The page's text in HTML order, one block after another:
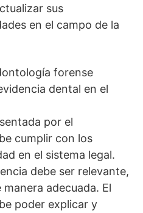
sus
en el campo de la
forense
dental en el
por el
cumplir con los
en el sistema legal.
debe ser relevante,
adecuada. El
poder explicar y